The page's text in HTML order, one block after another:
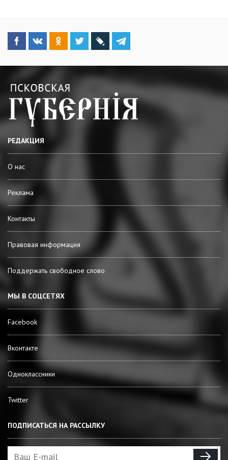
РЕДАКЦИЯ
О нас
Реклама
Контакты
Правовая информация
Поддержать свободное слово
МЫ В СОЦСЕТЯХ
Facebook
Вконтакте
Одноклассники
Twitter
ПОДПИСАТЬСЯ НА РАССЫЛКУ